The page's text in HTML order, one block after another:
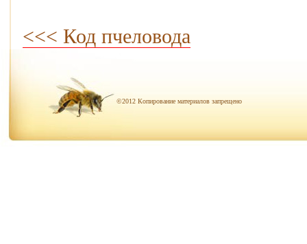
<<< Код пчеловода
©2012 Копирование материалов запрещено